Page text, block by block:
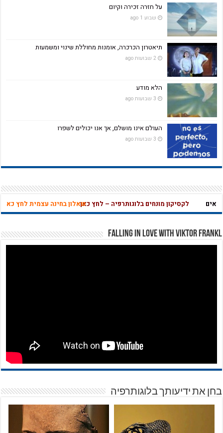
על חזרה זכירה וקיום
שבוע 1 ago
תיאטרון הכרכרה, אומנות מחוללת שינוי ומשמעות
2 שבועות ago
הלא מודע
3 שבועות ago
העולם אינו מושלם, אך אנו יכולים לשפרו
3 שבועות ago
לקסיקון מונחים בלוגותרפיה – לחץ כאןשאלון בחינה עצמית לחץ כאן
מהי אהבה
Falling in Love with Viktor Frankl
בחן את ידיעותך בלוגותרפיה